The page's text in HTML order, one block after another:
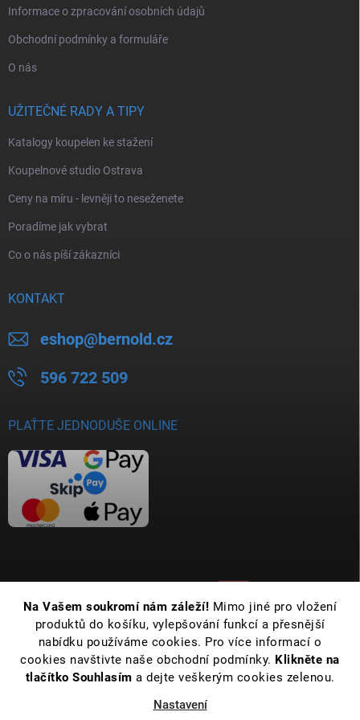
Na Vašem soukromí nám záleží! Mimo jiné pro vložení
produktů do košíku, vylepšování funkcí a přesnější
nabídku používáme cookies. Pro více informací o
cookies navštivte naše obchodní podmínky. Klikněte na
tlačítko Souhlasím a dejte veškerým cookies zelenou.
Nastavení
Informace o zpracování osobních údajů
Obchodní podmínky a formuláře
O nás
UŽITEČNÉ RADY A TIPY
Katalogy koupelen ke stažení
Koupelnové studio Ostrava
Ceny na míru - levněji to neseženete
Poradíme jak vybrat
Co o nás píší zákazníci
KONTAKT
eshop@bernold.cz
596 722 509
PLAŤTE JEDNODUŠE ONLINE
Koupelny Bernold | Vše pro Vaši koupelnu již od roku 1990